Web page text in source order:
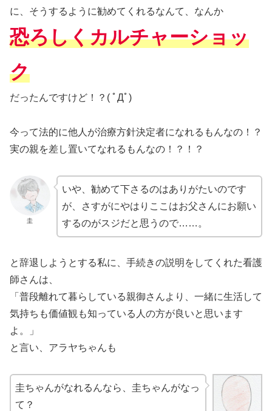
に、そうするように勧めてくれるなんて、なんか
恐ろしくカルチャーショッ
ク
だったんですけど！？( ﾟДﾟ)
今って法的に他人が治療方針決定者になれるもんなの！？
実の親を差し置いてなれるもんなの！？！？
圭
いや、勧めて下さるのはありがたいのです
が、さすがにやはりここはお父さんにお願い
するのがスジだと思うので……。
と辞退しようとする私に、手続きの説明をしてくれた看護
師さんは、
「普段離れて暮らしている親御さんより、一緒に生活して
気持ちも価値観も知っている人の方が良いと思います
よ。」
と言い、アラヤちゃんも
圭ちゃんがなれるんなら、圭ちゃんがなっ
て？